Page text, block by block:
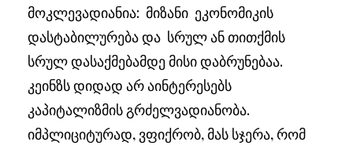
მოკლევადიანია: მიზანი ეკონომიკის
დასტაბილურება და სრულ ან თითქმის
სრულ დასაქმებამდე მისი დაბრუნებაა.
კეინზს დიდად არ აინტერესებს
კაპიტალიზმის გრძელვადიანობა.
იმპლიციტურად, ვფიქრობ, მას სჯერა, რომ